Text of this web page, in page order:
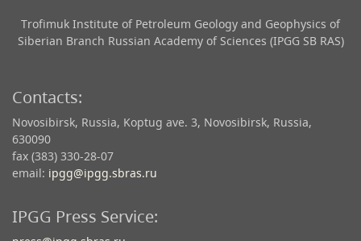
Trofimuk Institute of Petroleum Geology and Geophysics​ of
Siberian Branch Russian Academy of Sciences (IPGG SB RAS)
Contacts:
Novosibirsk, Russia, Koptug ave. 3, Novosibirsk, Russia,
630090
fax (383) 330-28-07
email: ipgg@ipgg.sbras.ru
IPGG Press Service: